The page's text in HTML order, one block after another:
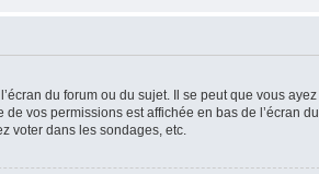
du forum ou du sujet. Il se peut que vous ayez
vos permissions est affichée en bas de l’écran du
voter dans les sondages, etc.